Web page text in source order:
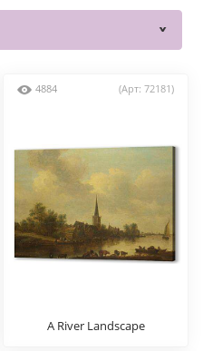
4884 (Арт: 72181)
A River Landscape